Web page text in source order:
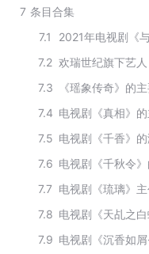
7 条目合集
7.1
7.2 欢瑞世纪旗下艺人
7.3
7.4
7.5
7.6
7.7
7.8
7.9